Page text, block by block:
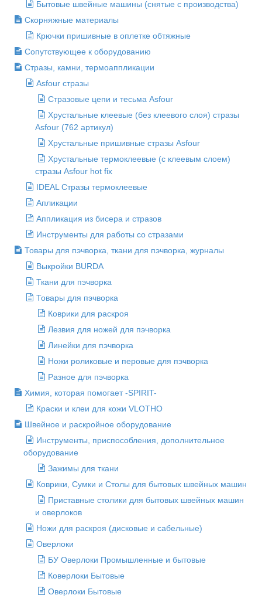
Бытовые швейные машины (снятые с производства)
Скорняжные материалы
Крючки пришивные в оплетке обтяжные
Сопутствующее к оборудованию
Стразы, камни, термоаппликации
Asfour стразы
Стразовые цепи и тесьма Asfour
Хрустальные клеевые (без клеевого слоя) стразы
Asfour (762 артикул)
Хрустальные пришивные стразы Asfour
Хрустальные термоклеевые (с клеевым слоем)
стразы Asfour hot fix
IDEAL Стразы термоклеевые
Апликации
Аппликация из бисера и стразов
Инструменты для работы со стразами
Товары для пэчворка, ткани для пэчворка, журналы
Выкройки BURDA
Ткани для пэчворка
Товары для пэчворка
Коврики для раскроя
Лезвия для ножей для пэчворка
Линейки для пэчворка
Ножи роликовые и перовые для пэчворка
Разное для пэчворка
Химия, которая помогает -SPIRIT-
Краски и клеи для кожи VLOTHO
Швейное и раскройное оборудование
Инструменты, приспособления, дополнительное
оборудование
Зажимы для ткани
Коврики, Сумки и Столы для бытовых швейных машин
Приставные столики для бытовых швейных машин
и оверлоков
Ножи для раскроя (дисковые и сабельные)
Оверлоки
БУ Оверлоки Промышленные и бытовые
Коверлоки Бытовые
Оверлоки Бытовые